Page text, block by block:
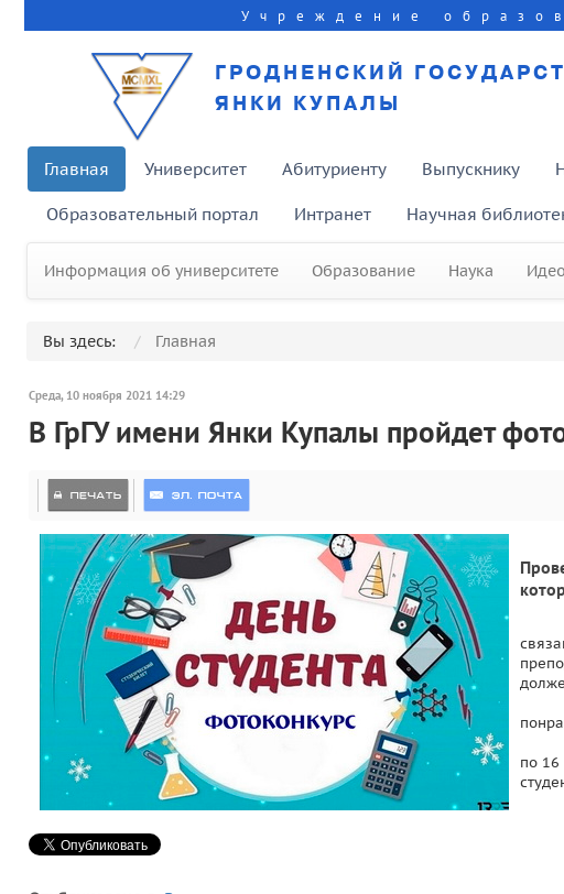
Учреждение
ГРОДНЕНСКИЙ
ЯНКИ КУПАЛЫ
Главная Университет Абитуриенту Выпускнику
Образовательный портал Интранет Научная
Информация об университете Образование Наука
Вы здесь: Главная
Среда, 10 ноября 2021 14:29
В ГрГУ имени Янки Купалы пройдет
по